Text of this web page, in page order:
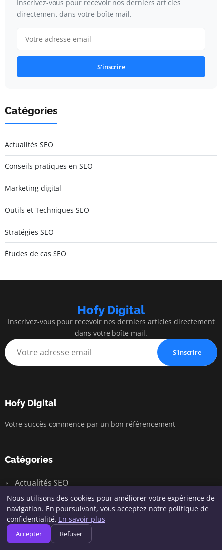
Inscrivez-vous pour recevoir nos derniers articles
directement dans votre boîte mail.
S'inscrire
Catégories
Actualités SEO
Conseils pratiques en SEO
Marketing digital
Outils et Techniques SEO
Stratégies SEO
Études de cas SEO
Hofy Digital
Inscrivez-vous pour recevoir nos derniers articles directement
dans votre boîte mail.
S'inscrire
Hofy Digital
Votre succès commence par un bon référencement
Catégories
Actualités SEO
Conseils pratiques en SEO
Marketing digital
Outils et Techniques SEO
Nous utilisons des cookies pour améliorer votre expérience de
navigation. En poursuivant, vous acceptez notre politique de
confidentialité. En savoir plus
Accepter Refuser